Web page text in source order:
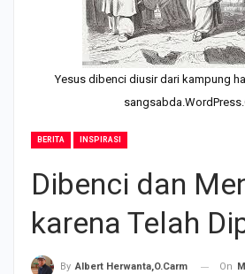
Yesus dibenci diusir dari kampung
BERITA INSPIRASI
Dibenci dan
karena Telah
By Albert Herwanta,O.Carm On